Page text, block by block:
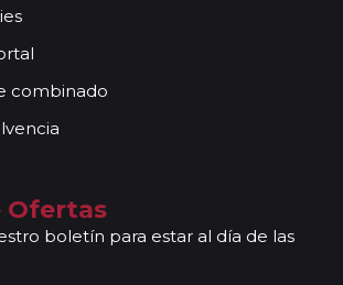
profesionales con mucha experiencia,
y buena disposición para atender al
contará con la presencia de guías
permitirán conocer más a fondo la
en estos casos nuestros guías
podrán dar las explicaciones en dos
Según circuito, le atenderá en su
guía-acompañante o bien cambiará de
combinado
Ofertas
boletín para estar al día de las